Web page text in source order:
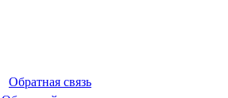
Обратная связь